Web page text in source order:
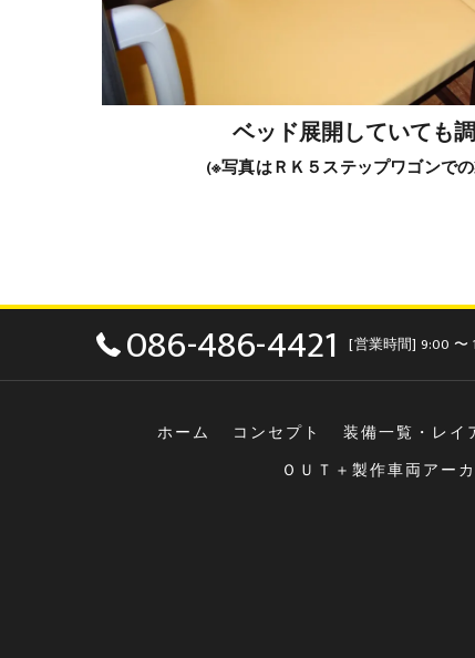
ベッド展開していても
(※写真はＲＫ５ステップワゴンで
086-486-4421 [営業時間] 9:00 〜
ホーム コンセプト 装備一覧・レイ
ＯＵＴ＋製作車両アー